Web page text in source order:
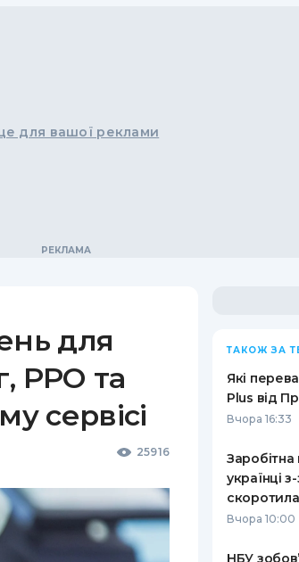
для вашої реклами
для
РРО та
сервісі
25916
ТАКОЖ ЗА
Які
Plus від
Вчора 16:33
українці
Вчора 10:00
НБУ